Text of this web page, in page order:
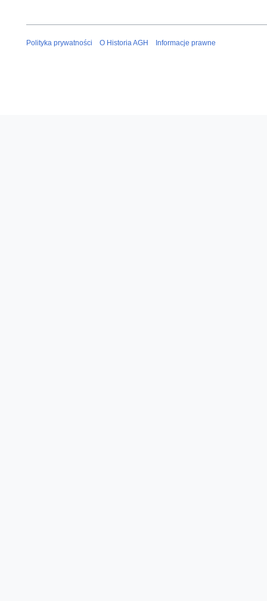
Polityka prywatności O Historia AGH Informacje prawne